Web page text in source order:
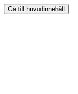
Gå till huvudinnehåll